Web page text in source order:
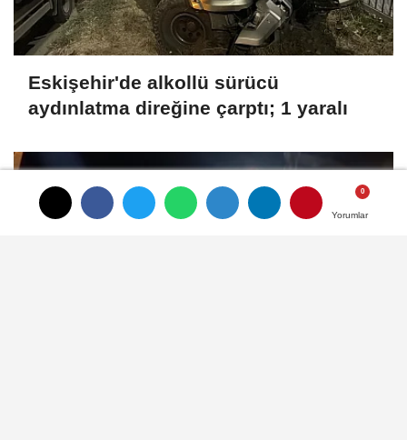
Yorumlar
Yorumlar
Eskişehir'de alkollü sürücü
aydınlatma direğine çarptı; 1 yaralı